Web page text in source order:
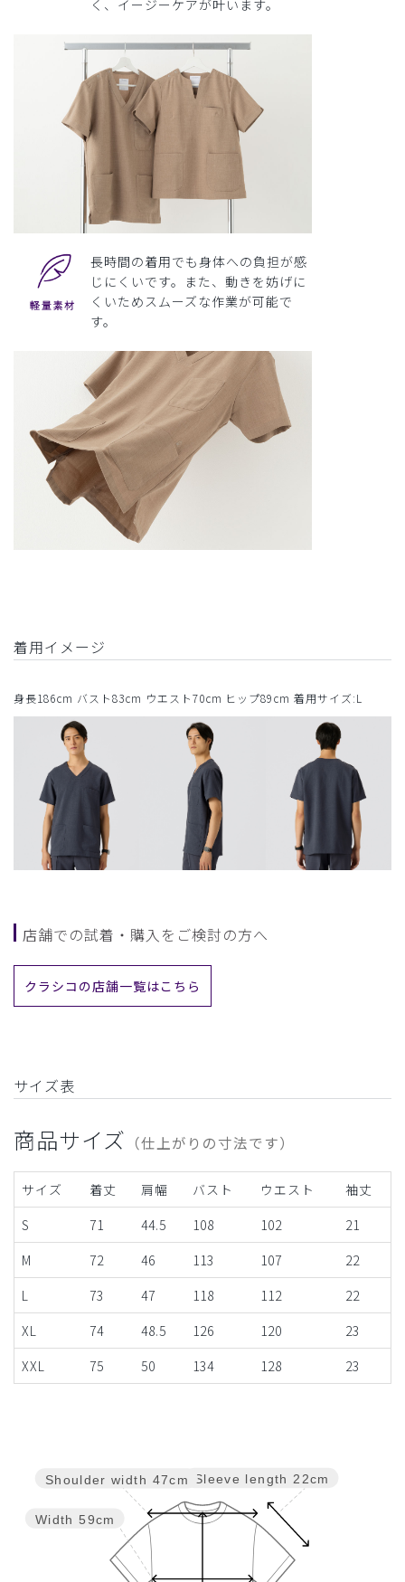
く、イージーケアが叶います。
長時間の着用でも身体への負担が感
じにくいです。また、動きを妨げに
くいためスムーズな作業が可能で
す。
着用イメージ
身長186cm バスト83cm ウエスト70cm ヒップ89cm 着用サイズ:L
店舗での試着・購入をご検討の方へ
クラシコの店舗一覧はこちら
サイズ表
商品サイズ （仕上がりの寸法です）
サイズ 着丈 肩幅 バスト ウエスト
袖丈
S
71 44.5 108 102
21
M
72 46 113 107
22
L
73 47 118 112
22
XL
74 48.5 126 120
23
XXL
75 50 134 128 23
Sleeve length 22cm
Width 59cm
Shoulder width 47cm